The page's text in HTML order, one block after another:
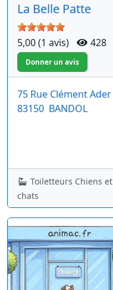
La Belle Patte
5,00 (1 avis) 428
75 Rue Clément Ader
83150 BANDOL
Toiletteurs Chiens et
chats